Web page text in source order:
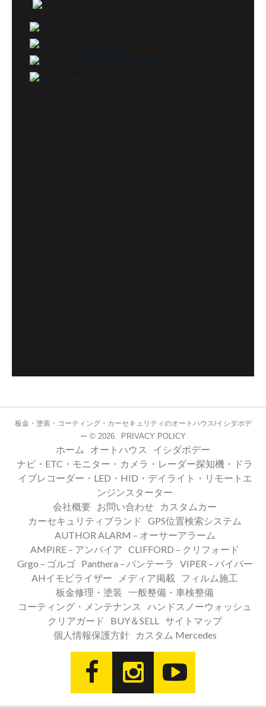
板金・塗装・コーティング・カーセキュリティのオートハウス/イシダボデ
ー © 2026. PRIVACY POLICY
ホーム オートハウス
イシダボデー
ナビ・ETC・モニター・カメラ・レーダー探知機・ドラ
イブレコーダー・LED・HID・デイライト・リモートエ
ンジンスターター
会社概要 お問い合わせ
カスタムカー
カーセキュリティブランド
GPS位置検索システム
AUTHOR ALARM – オーサーアラーム
AMPIRE – アンパイア CLIFFORD – クリフォード
Grgo – ゴルゴ
Panthera – パンテーラ
VIPER – バイパー
AHイモビライザー
メディア掲載
フィルム施工
板金修理・塗装 一般整備・車検整備
コーティング・メンテナンス
ハンドスノーウォッシュ
クリアガード
BUY＆SELL サイトマップ
個人情報保護方針
カスタム Mercedes